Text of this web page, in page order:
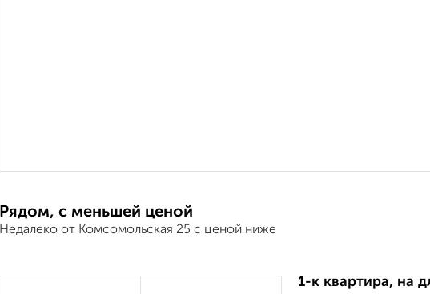
Рядом, с меньшей ценой
Недалеко от Комсомольская 25 с ценой ниже
1-к квартира, на